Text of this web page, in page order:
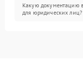
Какую документацию
для юридических лиц?